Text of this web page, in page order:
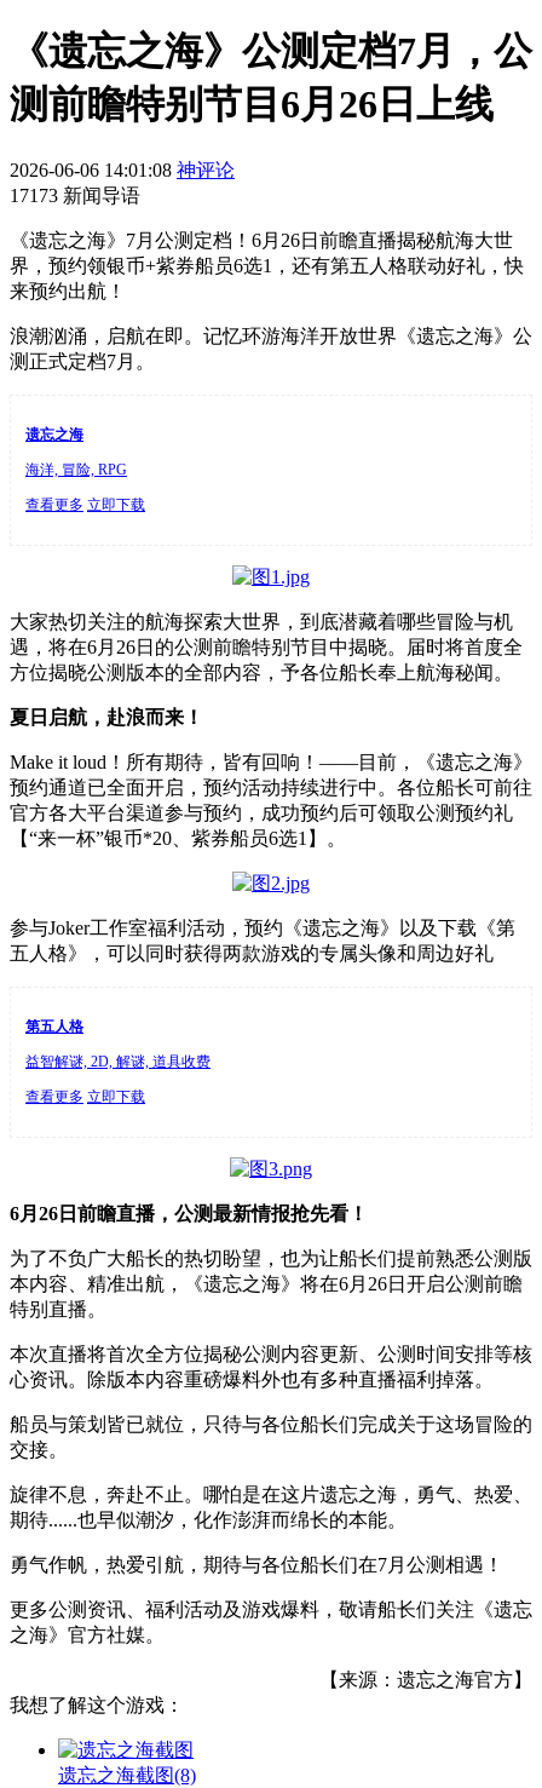
《遗忘之海》公测定档7月，公
测前瞻特别节目6月26日上线
2026-06-06 14:01:08 神评论
17173 新闻导语
《遗忘之海》7月公测定档！6月26日前瞻直播揭秘航海大世
界，预约领银币+紫券船员6选1，还有第五人格联动好礼，快
来预约出航！
浪潮汹涌，启航在即。记忆环游海洋开放世界《遗忘之海》公
测正式定档7月。
遗忘之海
海洋, 冒险, RPG
查看更多 立即下载
大家热切关注的航海探索大世界，到底潜藏着哪些冒险与机
遇，将在6月26日的公测前瞻特别节目中揭晓。届时将首度全
方位揭晓公测版本的全部内容，予各位船长奉上航海秘闻。
夏日启航，赴浪而来！
Make it loud！所有期待，皆有回响！——目前，《遗忘之海》
预约通道已全面开启，预约活动持续进行中。各位船长可前往
官方各大平台渠道参与预约，成功预约后可领取公测预约礼
【“来一杯”银币*20、紫券船员6选1】。
参与Joker工作室福利活动，预约《遗忘之海》以及下载《第
五人格》，可以同时获得两款游戏的专属头像和周边好礼
第五人格
益智解谜, 2D, 解谜, 道具收费
查看更多 立即下载
6月26日前瞻直播，公测最新情报抢先看！
为了不负广大船长的热切盼望，也为让船长们提前熟悉公测版
本内容、精准出航，《遗忘之海》将在6月26日开启公测前瞻
特别直播。
本次直播将首次全方位揭秘公测内容更新、公测时间安排等核
心资讯。除版本内容重磅爆料外也有多种直播福利掉落。
船员与策划皆已就位，只待与各位船长们完成关于这场冒险的
交接。
旋律不息，奔赴不止。哪怕是在这片遗忘之海，勇气、热爱、
期待......也早似潮汐，化作澎湃而绵长的本能。
勇气作帆，热爱引航，期待与各位船长们在7月公测相遇！
更多公测资讯、福利活动及游戏爆料，敬请船长们关注《遗忘
之海》官方社媒。
【来源：遗忘之海官方】
我想了解这个游戏：
遗忘之海截图(8)